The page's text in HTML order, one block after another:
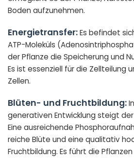
Boden aufzunehmen.
Energietransfer:Es befindet
ATP-Moleküls
der Pflanze die Speicherung und
Es ist essenziell für die Zellteilung
Zellen.
Blüten- und Fruchtbildung:
generativen Entwicklung steigt
Eine ausreichende
reiche Blüte und eine qualitativ
Fruchtbildung. Es führt die